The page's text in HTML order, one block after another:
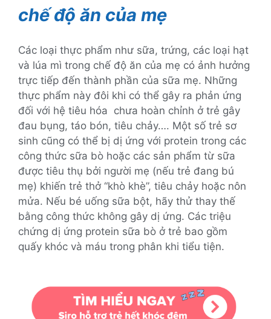
chế độ ăn của mẹ
Các loại thực phẩm như sữa, trứng, các loại hạt
và lúa mì trong chế độ ăn của mẹ có ảnh hưởng
trực tiếp đến thành phần của sữa mẹ. Những
thực phẩm này đôi khi có thể gây ra phản ứng
đối với hệ tiêu hóa chưa hoàn chỉnh ở trẻ gây
đau bụng, táo bón, tiêu chảy…. Một số trẻ sơ
sinh cũng có thể bị dị ứng với protein trong các
công thức sữa bò hoặc các sản phẩm từ sữa
được tiêu thụ bởi người mẹ (nếu trẻ đang bú
mẹ) khiến trẻ thở “khò khè”, tiêu chảy hoặc nôn
mửa. Nếu bé uống sữa bột, hãy thử thay thế
bằng công thức không gây dị ứng. Các triệu
chứng dị ứng protein sữa bò ở trẻ bao gồm
quấy khóc và máu trong phân khi tiểu tiện.